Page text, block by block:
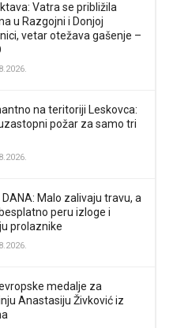
Vatra se približila
u Razgojni i Donjoj
vetar otežava gašenje –
na teritoriji Leskovca:
požar za samo tri
DANA: Malo zalivaju travu, a
peru izloge i
prolaznike
medalje za
Anastasiju Živković iz